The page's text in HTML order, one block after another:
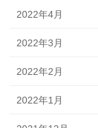
2022年4月
2022年3月
2022年2月
2022年1月